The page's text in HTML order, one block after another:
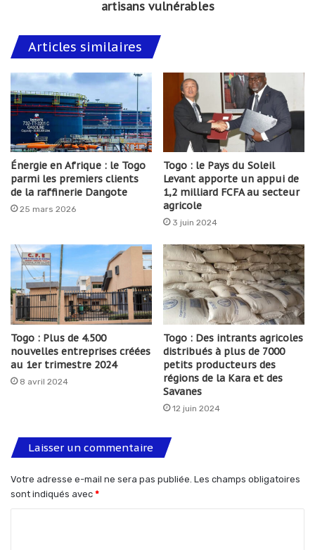
artisans vulnérables
Articles similaires
Énergie en Afrique : le Togo
parmi les premiers clients
de la raffinerie Dangote
25 mars 2026
Togo : le Pays du Soleil
Levant apporte un appui de
1,2 milliard FCFA au secteur
agricole
3 juin 2024
Togo : Plus de 4.500
nouvelles entreprises créées
au 1er trimestre 2024
8 avril 2024
Togo : Des intrants agricoles
distribués à plus de 7000
petits producteurs des
régions de la Kara et des
Savanes
12 juin 2024
Laisser un commentaire
Votre adresse e-mail ne sera pas publiée. Les champs obligatoires
sont indiqués avec *